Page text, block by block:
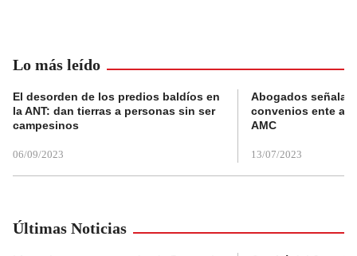
Lo más leído
El desorden de los predios baldíos en
la ANT: dan tierras a personas sin ser
campesinos
06/09/2023
Abogados
convenios ente
AMC
13/07/2023
Últimas Noticias